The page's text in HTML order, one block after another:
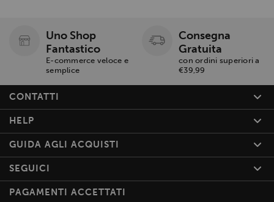
Uno Shop
Fantastico
E-commerce veloce e
semplice
Consegna
Gratuita
con ordini superiori a
€39,99
CONTATTI
HELP
GUIDA AGLI ACQUISTI
SEGUICI
PAGAMENTI ACCETTATI